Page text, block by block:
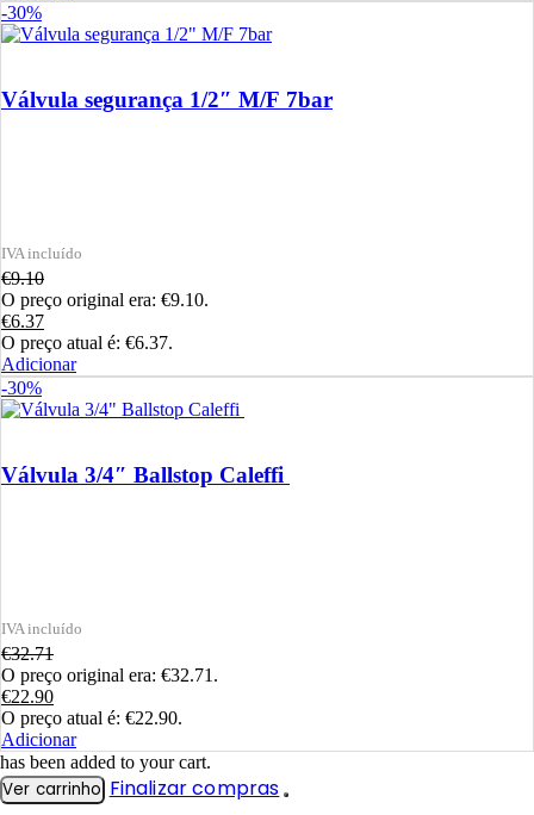
-30%
Válvula segurança 1/2″ M/F 7bar
€9.10
O preço original era: €9.10.
€6.37
O preço atual é: €6.37.
Adicionar
-30%
Válvula 3/4″ Ballstop Caleffi
€32.71
O preço original era: €32.71.
€22.90
O preço atual é: €22.90.
Adicionar
has been added to your cart.
Ver carrinho Finalizar compras